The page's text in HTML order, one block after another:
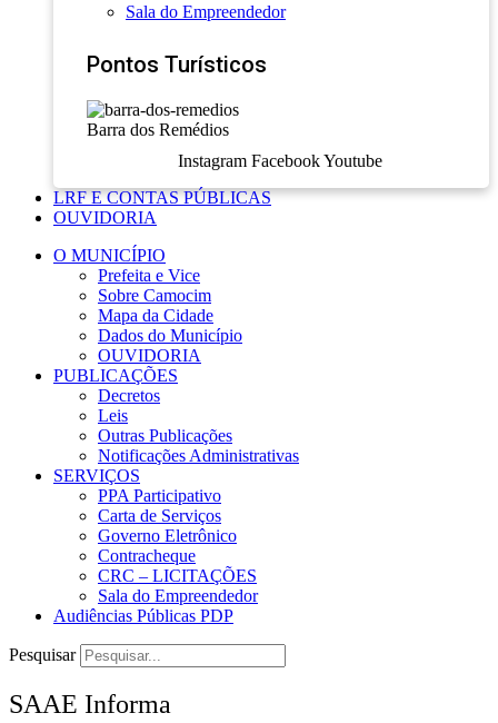
Sala do Empreendedor
Pontos Turísticos
Barra dos Remédios
Instagram Facebook Youtube
LRF E CONTAS PÚBLICAS
OUVIDORIA
O MUNICÍPIO
Prefeita e Vice
Sobre Camocim
Mapa da Cidade
Dados do Município
OUVIDORIA
PUBLICAÇÕES
Decretos
Leis
Outras Publicações
Notificações Administrativas
SERVIÇOS
PPA Participativo
Carta de Serviços
Governo Eletrônico
Contracheque
CRC – LICITAÇÕES
Sala do Empreendedor
Audiências Públicas PDP
Pesquisar
SAAE Informa